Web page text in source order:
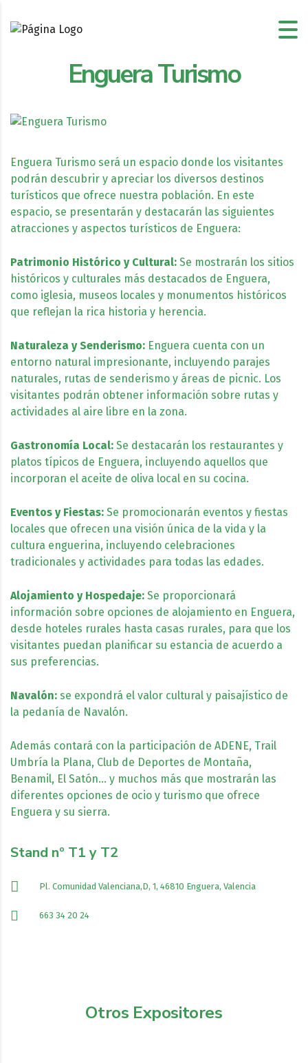
Enguera Turismo
Enguera Turismo será un espacio donde los visitantes
podrán descubrir y apreciar los diversos destinos
turísticos que ofrece nuestra población. En este
espacio, se presentarán y destacarán las siguientes
atracciones y aspectos turísticos de Enguera:
Patrimonio Histórico y Cultural: Se mostrarán los sitios
históricos y culturales más destacados de Enguera,
como iglesia, museos locales y monumentos históricos
que reflejan la rica historia y herencia.
Naturaleza y Senderismo: Enguera cuenta con un
entorno natural impresionante, incluyendo parajes
naturales, rutas de senderismo y áreas de picnic. Los
visitantes podrán obtener información sobre rutas y
actividades al aire libre en la zona.
Gastronomía Local: Se destacarán los restaurantes y
platos típicos de Enguera, incluyendo aquellos que
incorporan el aceite de oliva local en su cocina.
Eventos y Fiestas: Se promocionarán eventos y fiestas
locales que ofrecen una visión única de la vida y la
cultura enguerina, incluyendo celebraciones
tradicionales y actividades para todas las edades.
Alojamiento y Hospedaje: Se proporcionará
información sobre opciones de alojamiento en Enguera,
desde hoteles rurales hasta casas rurales, para que los
visitantes puedan planificar su estancia de acuerdo a
sus preferencias.
Navalón: se expondrá el valor cultural y paisajístico de
la pedanía de Navalón.
Además contará con la participación de ADENE, Trail
Umbría la Plana, Club de Deportes de Montaña,
Benamil, El Satón… y muchos más que mostrarán las
diferentes opciones de ocio y turismo que ofrece
Enguera y su sierra.
Stand nº T1 y T2
Pl. Comunidad Valenciana,D, 1, 46810 Enguera, Valencia
663 34 20 24
Otros Expositores